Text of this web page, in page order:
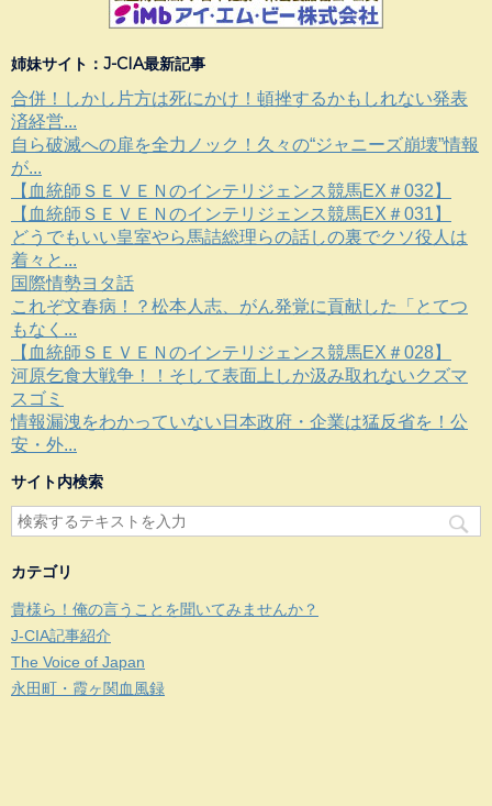
姉妹サイト：J-CIA最新記事
合併！しかし片方は死にかけ！頓挫するかもしれない発表
済経営...
自ら破滅への扉を全力ノック！久々の“ジャニーズ崩壊”情報
が...
【血統師ＳＥＶＥＮのインテリジェンス競馬EX＃032】
【血統師ＳＥＶＥＮのインテリジェンス競馬EX＃031】
どうでもいい皇室やら馬詰総理らの話しの裏でクソ役人は
着々と...
国際情勢ヨタ話
これぞ文春病！？松本人志、がん発覚に貢献した「とてつ
もなく...
【血統師ＳＥＶＥＮのインテリジェンス競馬EX＃028】
河原乞食大戦争！！そして表面上しか汲み取れないクズマ
スゴミ
情報漏洩をわかっていない日本政府・企業は猛反省を！公
安・外...
サイト内検索
カテゴリ
貴様ら！俺の言うことを聞いてみませんか？
J-CIA記事紹介
The Voice of Japan
永田町・霞ヶ関血風録